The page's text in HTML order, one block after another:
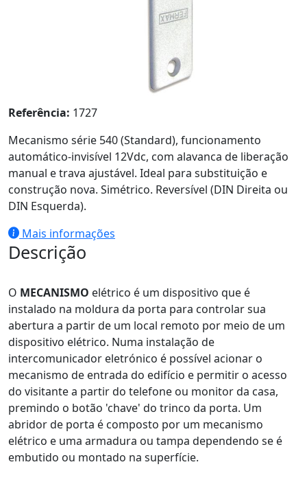
Referência: 1727
Mecanismo série 540 (Standard), funcionamento
automático-invisível 12Vdc, com alavanca de liberação
manual e trava ajustável. Ideal para substituição e
construção nova. Simétrico. Reversível (DIN Direita ou
DIN Esquerda).
Mais informações
Descrição
O MECANISMO elétrico é um dispositivo que é
instalado na moldura da porta para controlar sua
abertura a partir de um local remoto por meio de um
dispositivo elétrico. Numa instalação de
intercomunicador eletrónico é possível acionar o
mecanismo de entrada do edifício e permitir o acesso
do visitante a partir do telefone ou monitor da casa,
premindo o botão 'chave' do trinco da porta. Um
abridor de porta é composto por um mecanismo
elétrico e uma armadura ou tampa dependendo se é
embutido ou montado na superfície.